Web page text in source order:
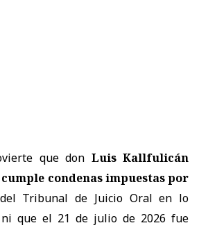
que don Luis Kallfulicán
condenas impuestas por
Tribunal de Juicio Oral en lo
ni que el 21 de julio de 2026 fue